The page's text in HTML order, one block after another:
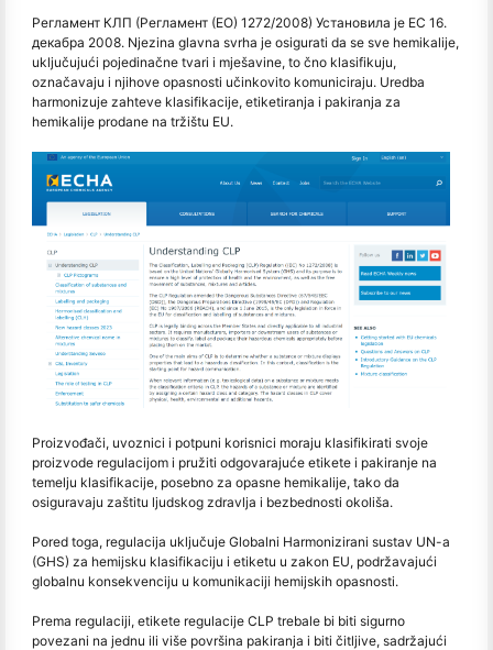
Регламент КЛП (Регламент (ЕО) 1272/2008) Установила је ЕС 16.
декабра 2008. Njezina glavna svrha je osigurati da se sve hemikalije,
uključujući pojedinačne tvari i mješavine, to čno klasifikuju,
označavaju i njihove opasnosti učinkovito komuniciraju. Uredba
harmonizuje zahteve klasifikacije, etiketiranja i pakiranja za
hemikalije prodane na tržištu EU.
Proizvođači, uvoznici i potpuni korisnici moraju klasifikirati svoje
proizvode regulacijom i pružiti odgovarajuće etikete i pakiranje na
temelju klasifikacije, posebno za opasne hemikalije, tako da
osiguravaju zaštitu ljudskog zdravlja i bezbednosti okoliša.
Pored toga, regulacija uključuje Globalni Harmonizirani sustav UN-a
(GHS) za hemijsku klasifikaciju i etiketu u zakon EU, podržavajući
globalnu konsekvenciju u komunikaciji hemijskih opasnosti.
Prema regulaciji, etikete regulacije CLP trebale bi biti sigurno
povezani na jednu ili više površina pakiranja i biti čitljive, sadržajući